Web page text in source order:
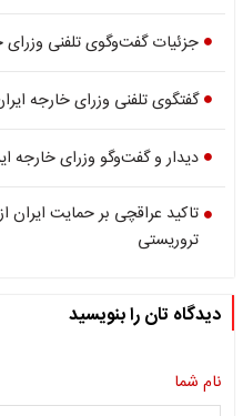
جزئیات گفت‌وگوی تلفنی
گفتگوی تلفنی وزرای خارجه
دیدار و گفت‌وگو وزرای خارجه
تاکید عراقچی بر حمایت ایران
تروریستی
دیدگاه تان را بنویسید
نام شما